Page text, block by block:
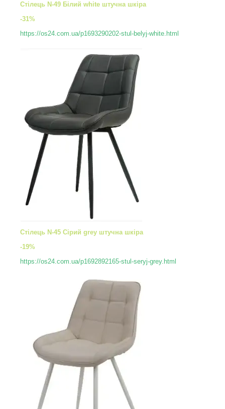
Стілець N-49 Білий white штучна шкіра
-31%
https://os24.com.ua/p1693290202-stul-belyj-white.html
Стілець N-45 Сірий grey штучна шкіра
-19%
https://os24.com.ua/p1692892165-stul-seryj-grey.html